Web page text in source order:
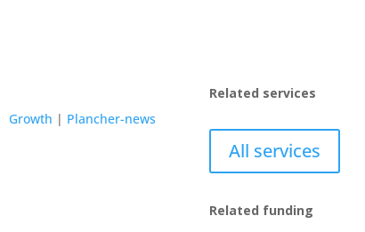
Growth | Plancher-news
Related services
All services
Related funding